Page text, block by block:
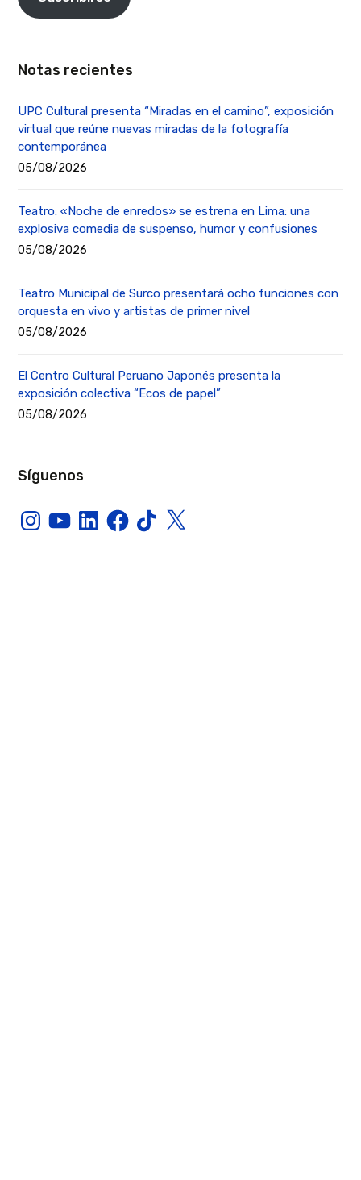
Notas recientes
UPC Cultural presenta “Miradas en el camino”, exposición
virtual que reúne nuevas miradas de la fotografía
contemporánea
05/08/2026
Teatro: «Noche de enredos» se estrena en Lima: una
explosiva comedia de suspenso, humor y confusiones
05/08/2026
Teatro Municipal de Surco presentará ocho funciones con
orquesta en vivo y artistas de primer nivel
05/08/2026
El Centro Cultural Peruano Japonés presenta la
exposición colectiva “Ecos de papel”
05/08/2026
Síguenos
InstagramYouTubeLinkedInFacebook
TikTokX